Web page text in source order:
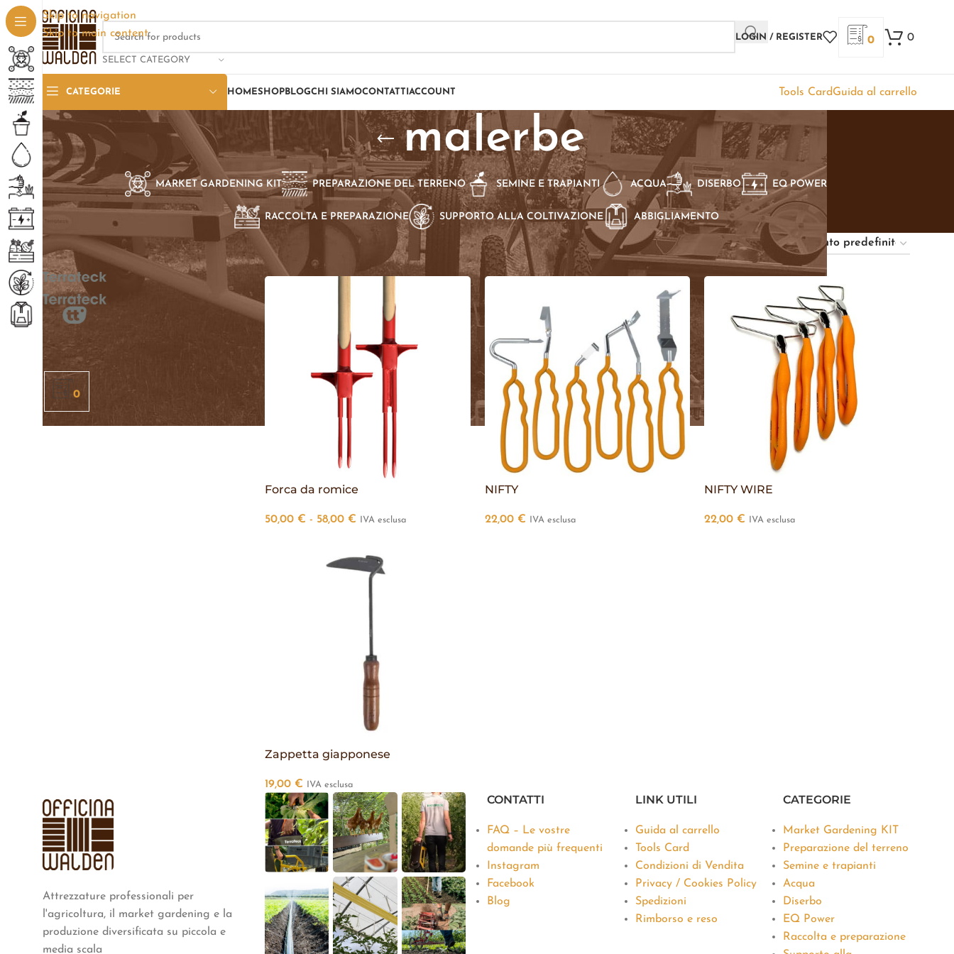
Skip to navigation
Skip to main content
SELECT CATEGORY
LOGIN / REGISTER 0 0
CATEGORIE HOMESHOP BLOGCHI SIAMOCONTATTI ACCOUNT Tools CardGuida al carrello
malerbe
MARKET GARDENING KIT PREPARAZIONE DEL TERRENO SEMINE E TRAPIANTI ACQUA DISERBO EQ POWER
RACCOLTA E PREPARAZIONE SUPPORTO ALLA COLTIVAZIONE ABBIGLIAMENTO
SELEZIONE PER BRAND
Terrateck
3
0
Home Prodotti taggati “malerbe” Show 18 24
Forca da romice
50,00 € - 58,00 € IVA esclusa
NIFTY
22,00 € IVA esclusa
NIFTY WIRE
22,00 € IVA esclusa
Zappetta giapponese
19,00 € IVA esclusa
Attrezzature professionali per
l'agricoltura, il market gardening e la
produzione diversificata su piccola e
media scala
CONTATTI
FAQ – Le vostre
domande più frequenti
Instagram
Facebook
Blog
LINK UTILI
Guida al carrello
Tools Card
Condizioni di Vendita
Privacy / Cookies Policy
Spedizioni
Rimborso e reso
CATEGORIE
Market Gardening KIT
Preparazione del terreno
Semine e trapianti
Acqua
Diserbo
EQ Power
Raccolta e preparazione